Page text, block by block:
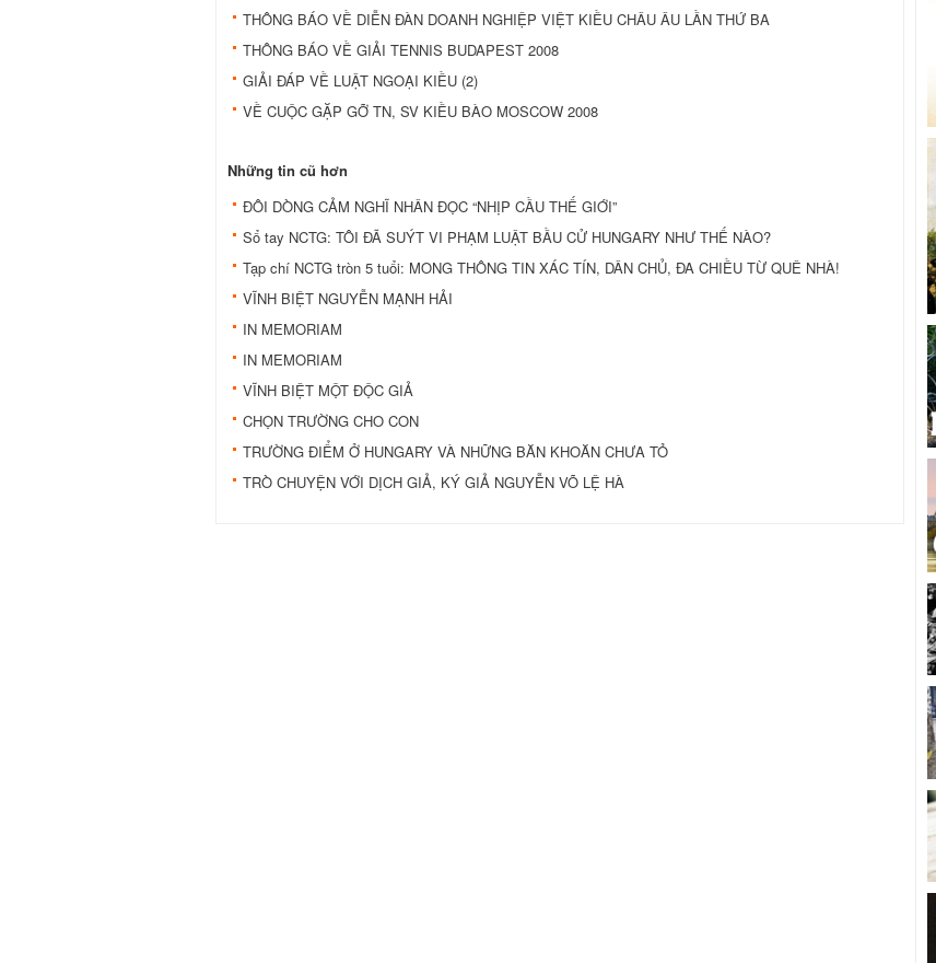
THÔNG BÁO VỀ DIỄN ĐÀN DOANH NGHIỆP VIỆT KIỀU CHÂU ÂU LẦN THỨ BA
THÔNG BÁO VỀ GIẢI TENNIS BUDAPEST 2008
GIẢI ĐÁP VỀ LUẬT NGOẠI KIỀU (2)
VỀ CUỘC GẶP GỠ TN, SV KIỀU BÀO MOSCOW 2008
Những tin cũ hơn
ĐÔI DÒNG CẢM NGHĨ NHÂN ĐỌC “NHỊP CẦU THẾ GIỚI”
Sổ tay NCTG: TÔI ĐÃ SUÝT VI PHẠM LUẬT BẦU CỬ HUNGARY NHƯ THẾ NÀO?
Tạp chí NCTG tròn 5 tuổi: MONG THÔNG TIN XÁC TÍN, DÂN CHỦ, ĐA CHIỀU TỪ QUÊ NHÀ!
VĨNH BIỆT NGUYỄN MẠNH HẢI
IN MEMORIAM
IN MEMORIAM
VĨNH BIỆT MỘT ÐỘC GIẢ
CHỌN TRƯỜNG CHO CON
TRƯỜNG ÐIỂM Ở HUNGARY VÀ NHỮNG BĂN KHOĂN CHƯA TỎ
TRÒ CHUYỆN VỚI DỊCH GIẢ, KÝ GIẢ NGUYỄN VÕ LỆ HÀ